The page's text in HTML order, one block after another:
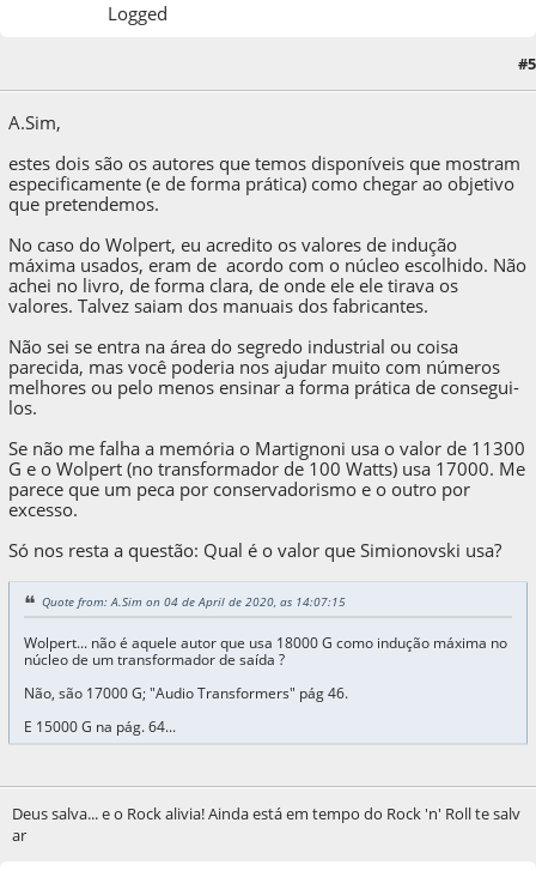
Logged
#5
A.Sim,
estes dois são os autores que temos disponíveis que mostram
especificamente (e de forma prática) como chegar ao objetivo
que pretendemos.
No caso do Wolpert, eu acredito os valores de indução
máxima usados, eram de acordo com o núcleo escolhido. Não
achei no livro, de forma clara, de onde ele ele tirava os
valores. Talvez saiam dos manuais dos fabricantes.
Não sei se entra na área do segredo industrial ou coisa
parecida, mas você poderia nos ajudar muito com números
melhores ou pelo menos ensinar a forma prática de consegui-
los.
Se não me falha a memória o Martignoni usa o valor de 11300
G e o Wolpert (no transformador de 100 Watts) usa 17000. Me
parece que um peca por conservadorismo e o outro por
excesso.
Só nos resta a questão: Qual é o valor que Simionovski usa?
Quote from: A.Sim on 04 de April de 2020, as 14:07:15
Wolpert... não é aquele autor que usa 18000 G como indução máxima no
núcleo de um transformador de saída ?
Não, são 17000 G; "Audio Transformers" pág 46.
E 15000 G na pág. 64...
Deus salva... e o Rock alivia! Ainda está em tempo do Rock 'n' Roll te salv
ar